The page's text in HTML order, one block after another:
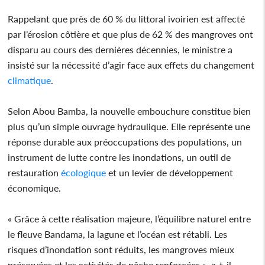
Rappelant que près de 60 % du littoral ivoirien est affecté
par l’érosion côtière et que plus de 62 % des mangroves ont
disparu au cours des dernières décennies, le ministre a
insisté sur la nécessité d’agir face aux effets du changement
climatique
Selon Abou Bamba, la nouvelle embouchure constitue bien
plus qu’un simple ouvrage hydraulique. Elle représente une
réponse durable aux préoccupations des populations, un
instrument de lutte contre les inondations, un outil de
restauration écologique et un levier de développement
économique.
« Grâce à cette réalisation majeure, l’équilibre naturel entre
le fleuve Bandama, la lagune et l’océan est rétabli. Les
risques d’inondation sont réduits, les mangroves mieux